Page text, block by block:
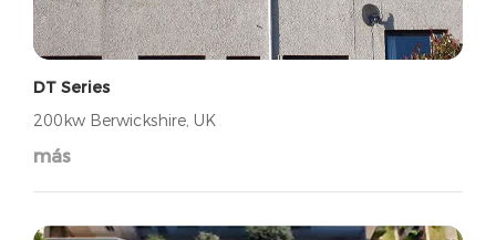
DT Series
200kw Berwickshire, UK
más